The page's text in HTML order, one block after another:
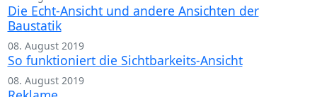
Die Echt-Ansicht und andere Ansichten der
Baustatik
08. August 2019
So funktioniert die Sichtbarkeits-Ansicht
08. August 2019